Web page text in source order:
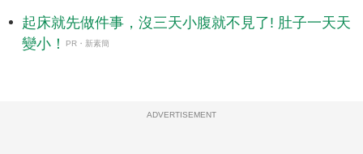
起床就先做件事，沒三天小腹就不見了! 肚子一天天
變小！
PR・新素簡
ADVERTISEMENT